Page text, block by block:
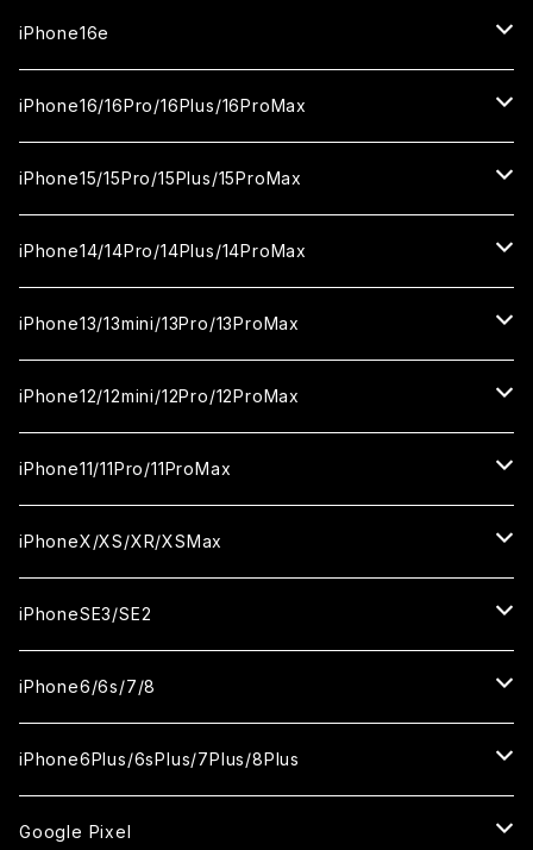
カメラ用フィルム
ガラスフィルム
セラミックフィルム
iPhone17Pro
ガラスフィルム
セラミックフィルム
iPhone17proMax
ガラスフィルム
セラミックフィルム
ガラスフィルム
セラミックフィルム
カメラ用フィルム
iPhone16e
ガラスフィルム
セラミックフィルム
カメラ用フィルム
iPhone16/16Pro/16Plus/16ProMax
iPhone16
ガラスフィルム
セラミックフィルム
iPhone16Pro
ガラスフィルム
セラミックフィルム
iPhone16Plus
ガラスフィルム
セラミックフィルム
iPhone16ProMax
ガラスフィルム
セラミックフィルム
iPhone15/15Pro/15Plus/15ProMax
iPhone15
ガラスフィルム
セラミックフィルム
iPhone15Pro
ガラスフィルム
セラミックフィルム
iPhone15Plus
ガラスフィルム
セラミックフィルム
iPhone15ProMax
ガラスフィルム
セラミックフィルム
iPhone14/14Pro/14Plus/14ProMax
iPhone14
ガラスフィルム
セラミックフィルム
iPhone14Pro
ガラスフィルム
セラミックフィルム
iPhone14Plus
ガラスフィルム
セラミックフィルム
iPhone14ProMax
ガラスフィルム
セラミックフィルム
iPhone13/13mini/13Pro/13ProMax
iPhone13/13Pro
ガラスフィルム
セラミックフィルム
iPhone13mini
ガラスフィルム
セラミックフィルム
iPhone13ProMax
ガラスフィルム
セラミックフィルム
iPhone12/12mini/12Pro/12ProMax
iPhone12/12Pro
ガラスフィルム
セラミックフィルム
iPhone12mini
ガラスフィルム
セラミックフィルム
iPhone12ProMax
ガラスフィルム
セラミックフィルム
iPhone11/11Pro/11ProMax
iPhone11
ガラスフィルム
セラミックフィルム
iPhone11Pro
ガラスフィルム
セラミックフィルム
iPhone11Pro Max
ガラスフィルム
セラミックフィルム
iPhoneX/XS/XR/XSMax
iPhoneX
ガラスフィルム
セラミックフィルム
iPhoneXS
ガラスフィルム
セラミックフィルム
iPhoneXR
ガラスフィルム
iPhoneXSMax
iPhoneSE3/SE2
iPhoneSE3
ガラスフィルム
ケース
iPhoneSE2
ガラスフィルム
iPhone6/6s/7/8
iPhone8
ガラスフィルム
iPhone7
iPhone6Plus/6sPlus/7Plus/8Plus
iPhone6Plus
Google Pixel